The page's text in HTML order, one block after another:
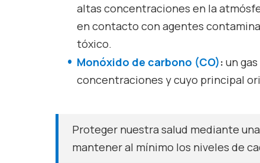
altas concentraciones en la
en contacto con agentes
tóxico.
Monóxido de carbono (CO): un
concentraciones y cuyo principal
Proteger nuestra salud mediante
mantener al mínimo los niveles de